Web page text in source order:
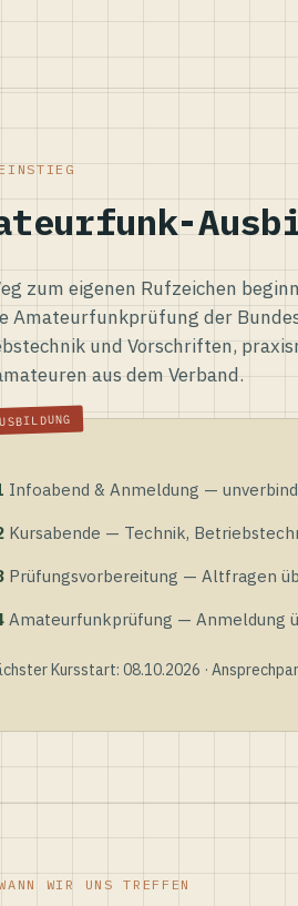
zum eigenen Rufzeichen
Amateurfunkprüfung der
und Vorschriften,
aus dem Verband.
Infoabend & Anmeldung —
Kursabende — Technik,
Prüfungsvorbereitung — Altfragen
Amateurfunkprüfung — Anmeldung
Kursstart: 08.10.2026 ·
WIR UNS TREFFEN